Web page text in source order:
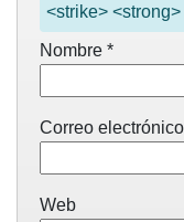
<strike> <strong>
Nombre *
Correo electrónico
Web